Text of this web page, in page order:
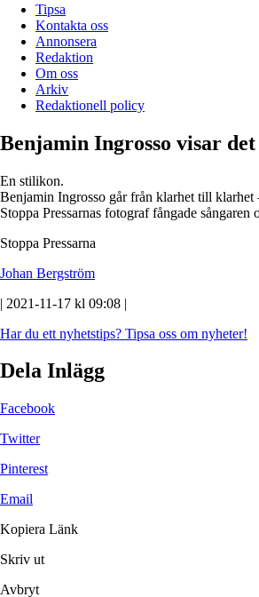
Tipsa
Kontakta oss
Annonsera
Redaktion
Om oss
Arkiv
Redaktionell policy
Benjamin Ingrosso visar
En stilikon.
Benjamin Ingrosso går från klarhet till klarhet
Stoppa Pressarnas fotograf fångade
Stoppa Pressarna
Johan Bergström
| 2021-11-17 kl 09:08 |
Har du ett nyhetstips? Tipsa oss om nyheter!
Dela Inlägg
Facebook
Twitter
Pinterest
Email
Kopiera Länk
Skriv ut
Avbryt